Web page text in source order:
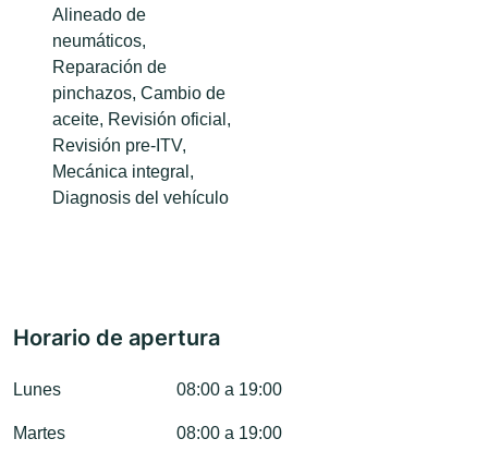
Alineado de
neumáticos,
Reparación de
pinchazos, Cambio de
aceite, Revisión oficial,
Revisión pre-ITV,
Mecánica integral,
Diagnosis del vehículo
Horario de apertura
Lunes 08:00 a 19:00
Martes 08:00 a 19:00